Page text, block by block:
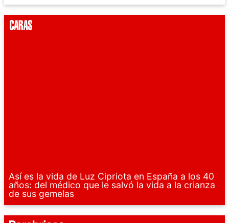
Así es la vida de Luz Cipriota en España a los 40
años: del médico que le salvó la vida a la crianza
de sus gemelas